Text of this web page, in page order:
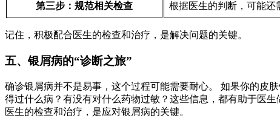
第三步：规范相关检查 根据医生的判断，可能还
记住，积极配合医生的检查和治疗，是解决问题的关键。
五、银屑病的“诊断之旅”
确诊银屑病并不是易事，这个过程可能需要耐心。 如果你的皮
得过什么病？有没有对什么药物过敏？这些信息，都有助于医
医生的检查和治疗，是应对银屑病的关键。